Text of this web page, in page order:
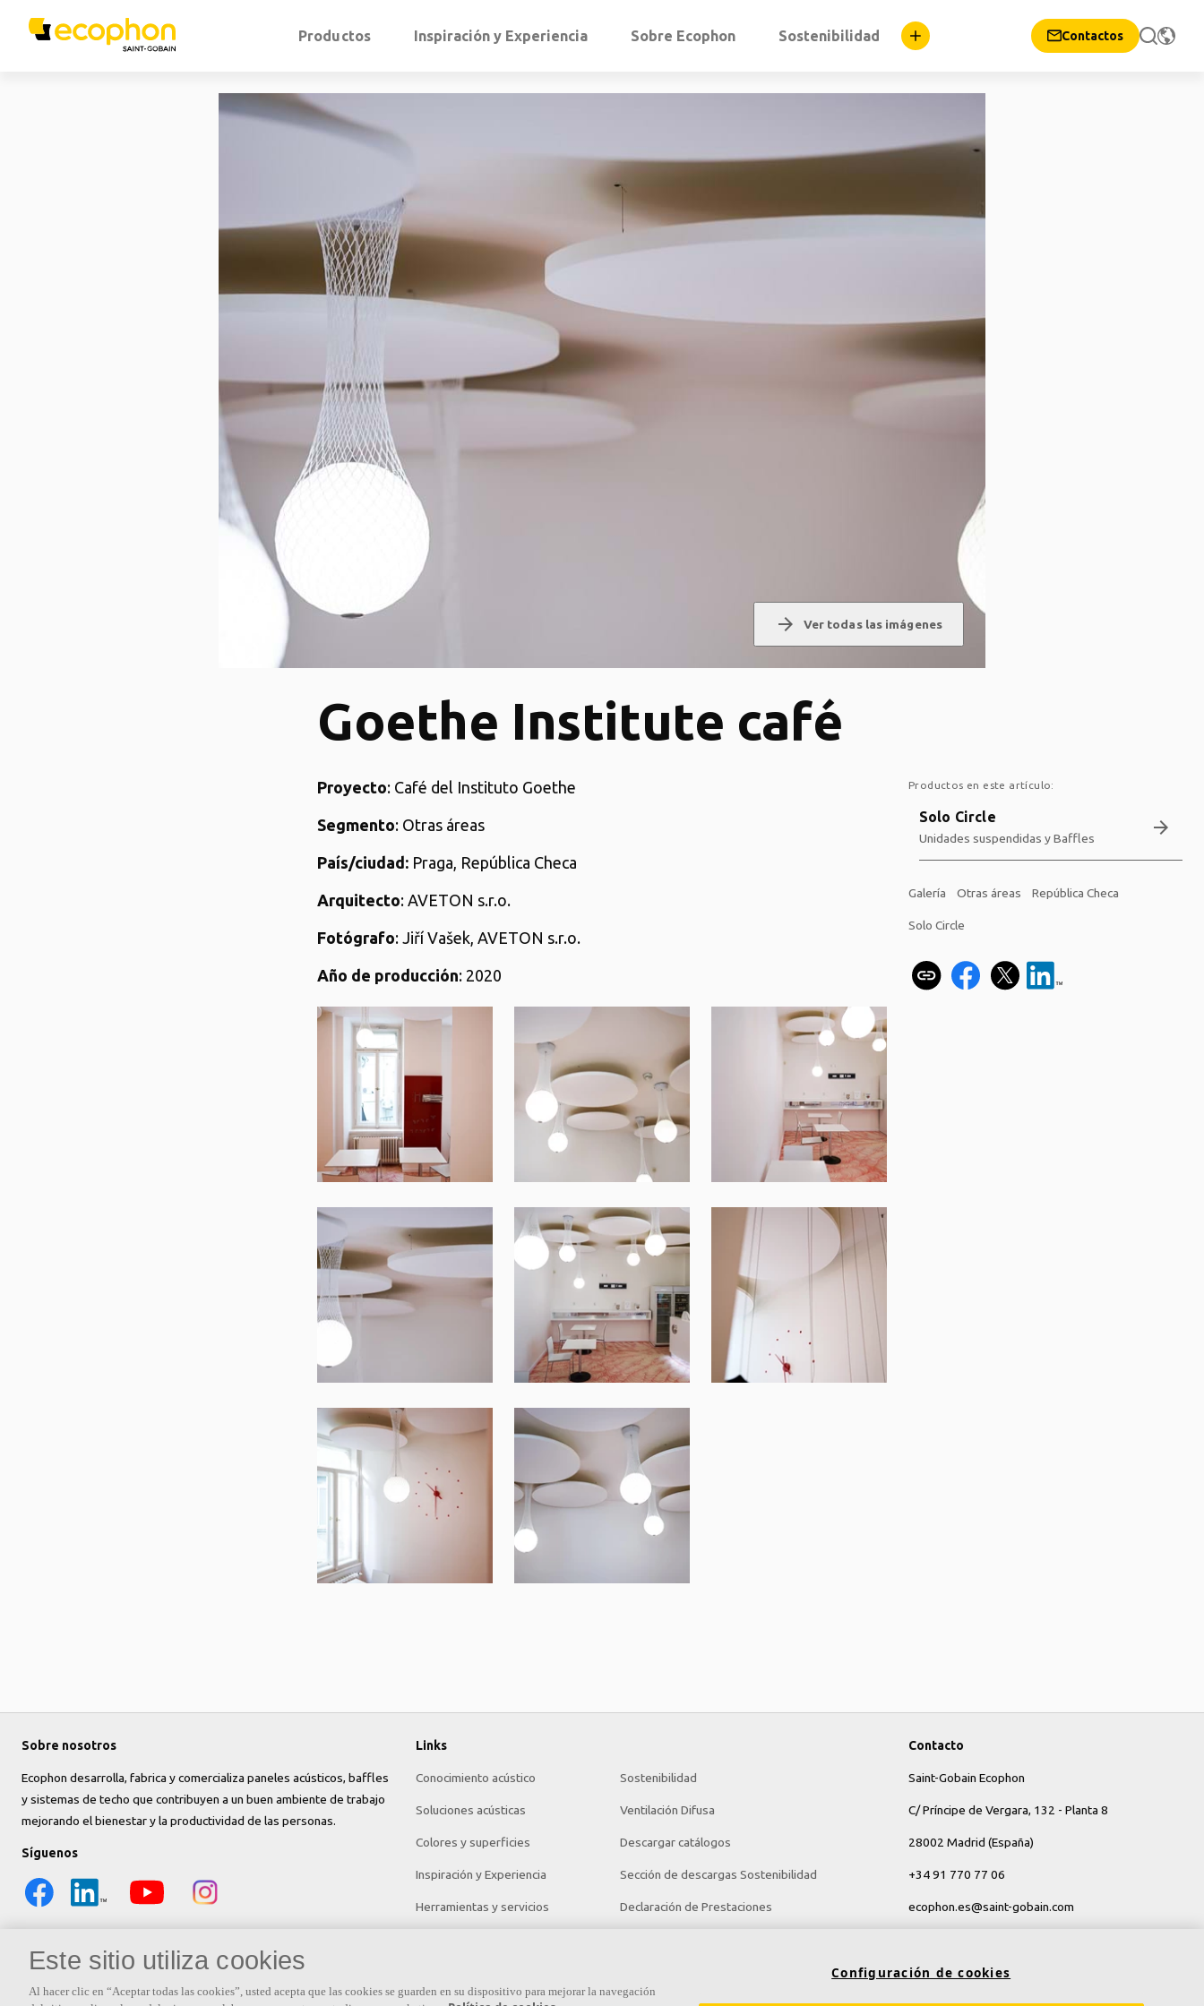
Productos Inspiración y Experiencia Sobre Ecophon Sostenibilidad Contactos
arrow_forward Ver todas las imágenes
Goethe Institute café
Proyecto: Café del Instituto Goethe
Segmento: Otras áreas
País/ciudad: Praga, República Checa
Arquitecto: AVETON s.r.o.
Fotógrafo: Jiří Vašek, AVETON s.r.o.
Año de producción: 2020
Productos en este artículo:
Solo Circle
Unidades suspendidas y Baffles arrow_forward
Galería Otras áreas República Checa
Solo Circle
Sobre nosotros
Ecophon desarrolla, fabrica y comercializa paneles acústicos, baffles
y sistemas de techo que contribuyen a un buen ambiente de trabajo
mejorando el bienestar y la productividad de las personas.
Síguenos
Links
Conocimiento acústico
Soluciones acústicas
Colores y superficies
Inspiración y Experiencia
Herramientas y servicios
Sostenibilidad
Ventilación Difusa
Descargar catálogos
Sección de descargas Sostenibilidad
Declaración de Prestaciones
Contacto
Saint-Gobain Ecophon
C/ Príncipe de Vergara, 132 - Planta 8
28002 Madrid (España)
+34 91 770 77 06
ecophon.es@saint-gobain.com
Este sitio utiliza cookies
Al hacer clic en “Aceptar todas las cookies”, usted acepta que las cookies se guarden en su dispositivo para mejorar la navegación
Configuración de cookies